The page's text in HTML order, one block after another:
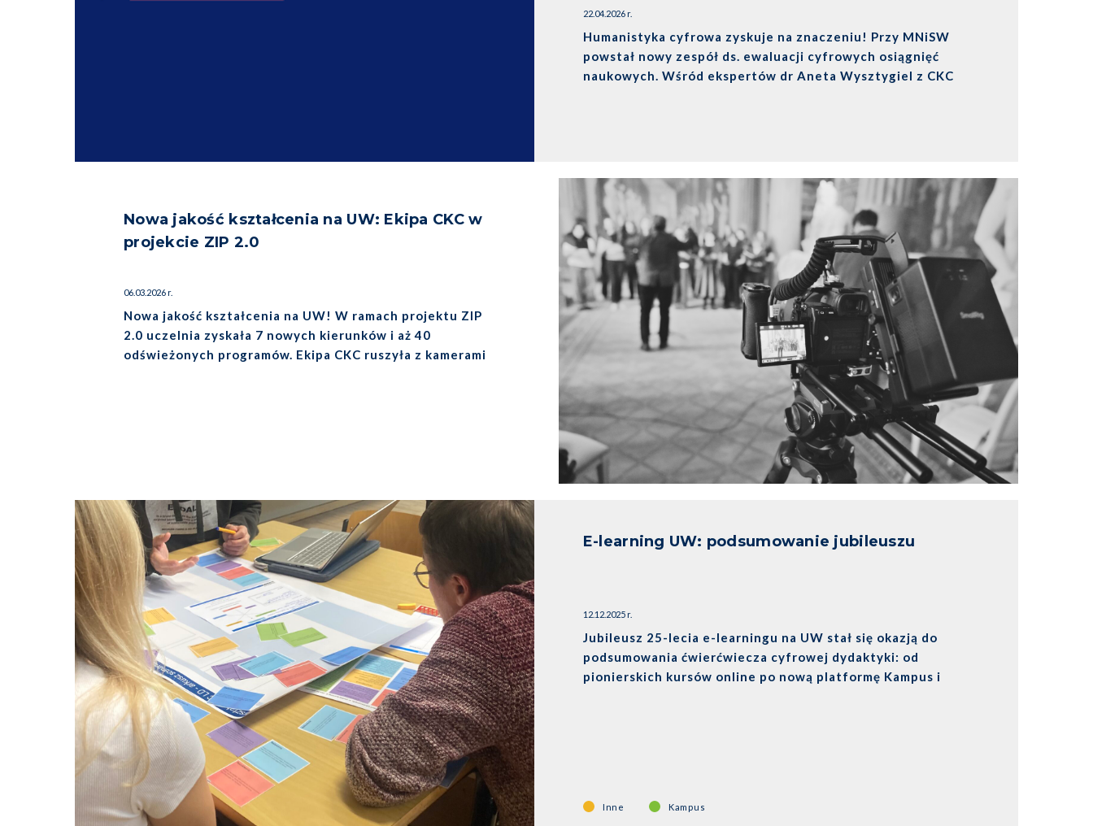
22.04.2026 r.
Humanistyka cyfrowa zyskuje na znaczeniu! Przy MNiSW
powstał nowy zespół ds. ewaluacji cyfrowych osiągnięć
naukowych. Wśród ekspertów dr Aneta Wysztygiel z CKC
Nowa jakość kształcenia na UW: Ekipa CKC w
projekcie ZIP 2.0
06.03.2026 r.
Nowa jakość kształcenia na UW! W ramach projektu ZIP
2.0 uczelnia zyskała 7 nowych kierunków i aż 40
odświeżonych programów. Ekipa CKC ruszyła z kamerami
E-learning UW: podsumowanie jubileuszu
12.12.2025 r.
Jubileusz 25-lecia e-learningu na UW stał się okazją do
podsumowania ćwierćwiecza cyfrowej dydaktyki: od
pionierskich kursów online po nową platformę Kampus i
Inne Kampus